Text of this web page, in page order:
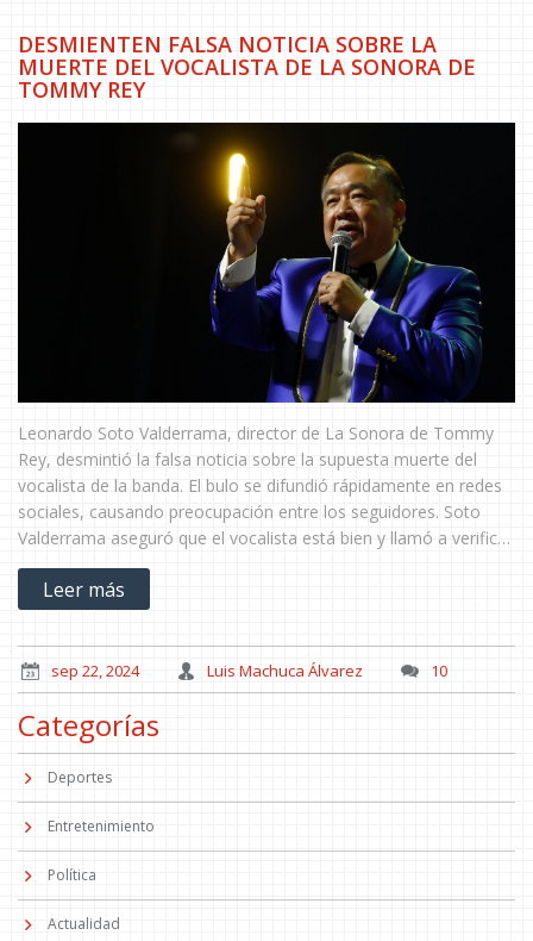
DESMIENTEN FALSA NOTICIA SOBRE LA
MUERTE DEL VOCALISTA DE LA SONORA DE
TOMMY REY
Leonardo Soto Valderrama, director de La Sonora de Tommy
Rey, desmintió la falsa noticia sobre la supuesta muerte del
vocalista de la banda. El bulo se difundió rápidamente en redes
sociales, causando preocupación entre los seguidores. Soto
Valderrama aseguró que el vocalista está bien y llamó a verificar
la información antes de compartirla.
Leer más
sep 22, 2024 Luis Machuca Álvarez 10
Categorías
Deportes
Entretenimiento
Política
Actualidad